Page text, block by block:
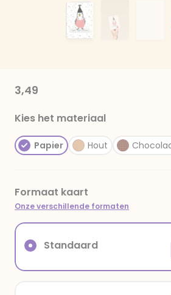
3,49
Kies het materiaal
Papier Hout
Formaat kaart
Onze verschillende formaten
Standaard